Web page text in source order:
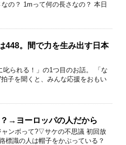
の？ 1mって何の長さなの？ 本日
448。間で力を生み出す日本
られる！」の1つ目のお話。 「な
子を聞くと、みんな応援をおもい
→ヨーロッパの人だから
ンボって?▽サケの不思議 初回放
標識の人は帽子をかぶっている？